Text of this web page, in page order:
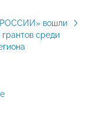
РОССИИ» вошли
среди